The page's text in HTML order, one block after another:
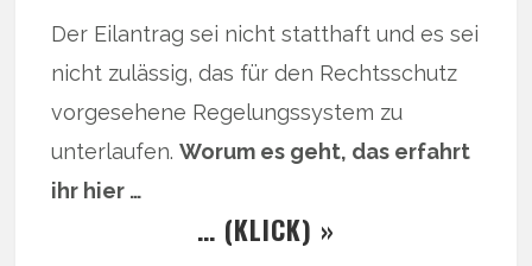
Der Eilantrag sei nicht statthaft und es sei
nicht zulässig, das für den Rechtsschutz
vorgesehene Regelungssystem zu
unterlaufen.Worum es geht, das erfahrt
ihr hier …
… (KLICK) »